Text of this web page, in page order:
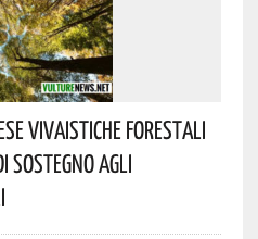
Vivaistiche Forestali
Sostegno Agli